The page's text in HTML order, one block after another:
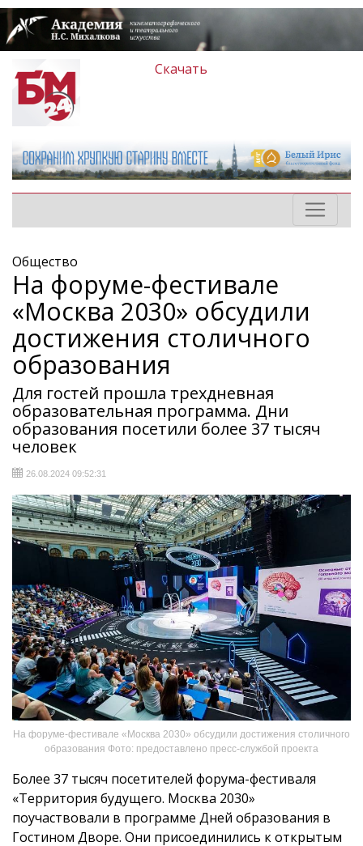
Скачать
Общество
На форуме-фестивале
«Москва 2030» обсудили
достижения столичного
образования
Для гостей прошла трехдневная
образовательная программа. Дни
образования посетили более 37 тысяч
человек
26.08.2024 09:52:31
На форуме-фестивале «Москва 2030» обсудили достижения столичного
образования Фото: предоставлено пресс-службой проекта
Более 37 тысяч посетителей форума-фестиваля
«Территория будущего. Москва 2030»
поучаствовали в программе Дней образования в
Гостином Дворе. Они присоединились к открытым